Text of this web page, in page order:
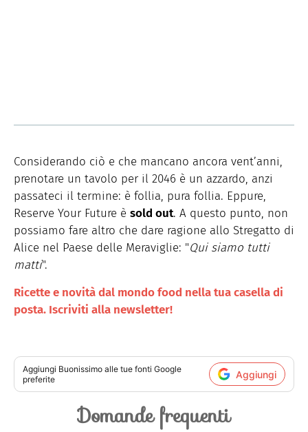
Considerando ciò e che mancano ancora vent’anni,
prenotare un tavolo per il 2046 è un azzardo, anzi
passateci il termine: è follia, pura follia. Eppure,
Reserve Your Future è sold out. A questo punto, non
possiamo fare altro che dare ragione allo Stregatto di
Alice nel Paese delle Meraviglie: "Qui siamo tutti
matti".
Ricette e novità dal mondo food nella tua casella di
posta. Iscriviti alla newsletter!
Aggiungi Buonissimo alle tue fonti Google
preferite
Aggiungi
Domande frequenti